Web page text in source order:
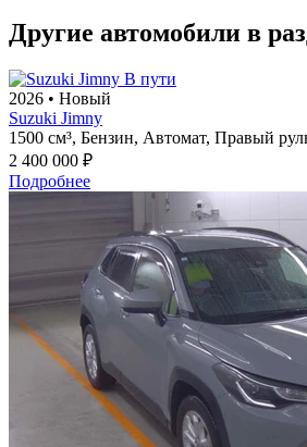
Другие автомобили в
В пути
2026 • Новый
Suzuki Jimny
1500 см³, Бензин, Автомат, Правый
2 400 000 ₽
Подробнее